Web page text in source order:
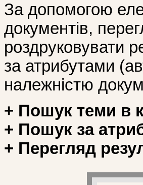
За допомогою
документів,
роздруковувати
за атрибутами
належністю
+ Пошук теми в
+ Пошук за
+ Перегляд